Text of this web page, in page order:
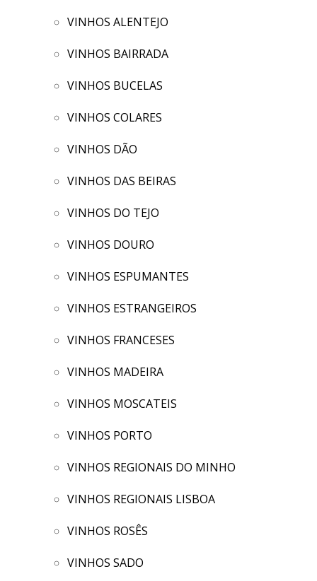
VINHOS ALENTEJO
VINHOS BAIRRADA
VINHOS BUCELAS
VINHOS COLARES
VINHOS DÃO
VINHOS DAS BEIRAS
VINHOS DO TEJO
VINHOS DOURO
VINHOS ESPUMANTES
VINHOS ESTRANGEIROS
VINHOS FRANCESES
VINHOS MADEIRA
VINHOS MOSCATEIS
VINHOS PORTO
VINHOS REGIONAIS DO MINHO
VINHOS REGIONAIS LISBOA
VINHOS ROSÊS
VINHOS SADO